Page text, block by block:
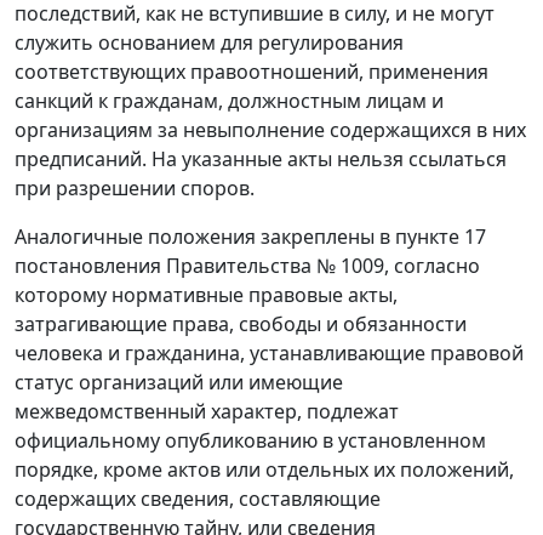
последствий, как не вступившие в силу, и не могут
служить основанием для регулирования
соответствующих правоотношений, применения
санкций к гражданам, должностным лицам и
организациям за невыполнение содержащихся в них
предписаний. На указанные акты нельзя ссылаться
при разрешении споров.
Аналогичные положения закреплены в пункте 17
постановления Правительства № 1009, согласно
которому нормативные правовые акты,
затрагивающие права, свободы и обязанности
человека и гражданина, устанавливающие правовой
статус организаций или имеющие
межведомственный характер, подлежат
официальному опубликованию в установленном
порядке, кроме актов или отдельных их положений,
содержащих сведения, составляющие
государственную тайну, или сведения